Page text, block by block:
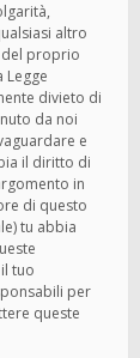
altro
del proprio
Legge
divieto di
da noi
e
il diritto di
in
di questo
tu abbia
tuo
per
queste